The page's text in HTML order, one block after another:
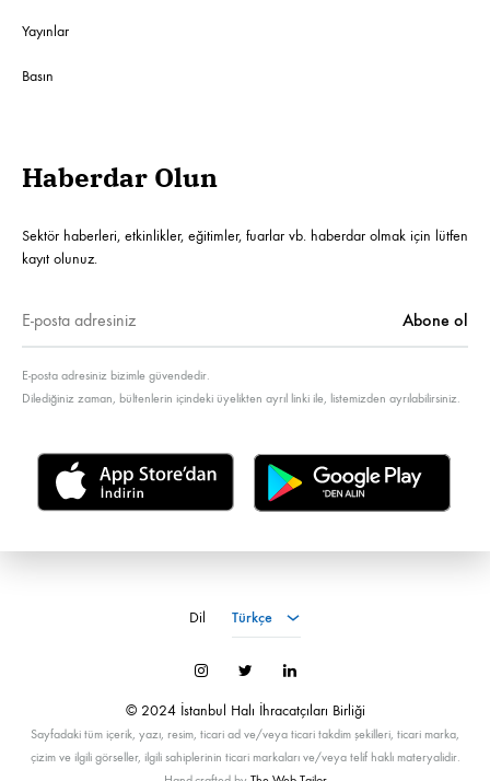
Yayınlar
Basın
Haberdar Olun
Sektör haberleri, etkinlikler, eğitimler, fuarlar vb. haberdar olmak için lütfen
kayıt olunuz.
E-posta adresiniz bizimle güvendedir.
Dilediğiniz zaman, bültenlerin içindeki üyelikten ayrıl linki ile, listemizden ayrılabilirsiniz.
İnstagramTwitter LinkedIn
© 2024 İstanbul Halı İhracatçıları Birliği
Sayfadaki tüm içerik, yazı, resim, ticari ad ve/veya ticari takdim şekilleri, ticari marka,
çizim ve ilgili görseller, ilgili sahiplerinin ticari markaları ve/veya telif haklı materyalidir.
Dil Türkçe